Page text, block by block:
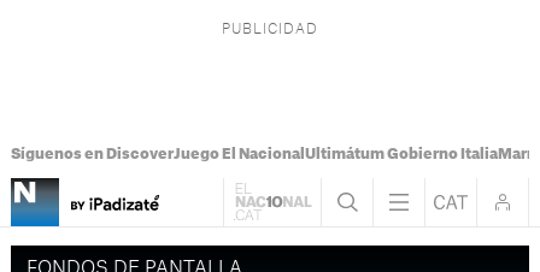
Síguenos en DiscoverJuego El Nacional Ultimátum Gobierno Italia